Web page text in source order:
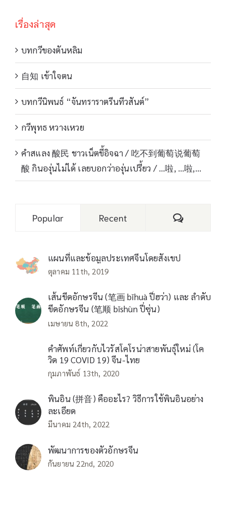
เรื่องล่าสุด
บทกวีของตันหลิม
自知 เข้าใจตน
บทกวีนิพนธ์ “จันทราราตรีนทีวสันต์”
กวีพุทธ หวางเหวย
คำสแลง 酸民 ชาวเน็ตขี้อิจฉา / 吃不到葡萄说葡萄
酸 กินองุ่นไม่ได้ เลยบอกว่าองุ่นเปรี้ยว / …啦, …啦,…
Popular Recent Comments
แผนที่และข้อมูลประเทศจีนโดยสังเขป
ตุลาคม 11th, 2019
เส้นขีดอักษรจีน (笔画 bǐhuà ปี่ฮว่า) และ ลำดับ
ขีดอักษรจีน (笔顺 bǐshùn ปี่ซุ่น)
เมษายน 8th, 2022
คำศัพท์เกี่ยวกับไวรัสโคโรน่าสายพันธุ์ใหม่ (โค
วิด 19 COVID 19) จีน-ไทย
กุมภาพันธ์ 13th, 2020
พินอิน (拼音) คืออะไร? วิธีการใช้พินอินอย่าง
ละเอียด
มีนาคม 24th, 2022
พัฒนาการของตัวอักษรจีน
กันยายน 22nd, 2020